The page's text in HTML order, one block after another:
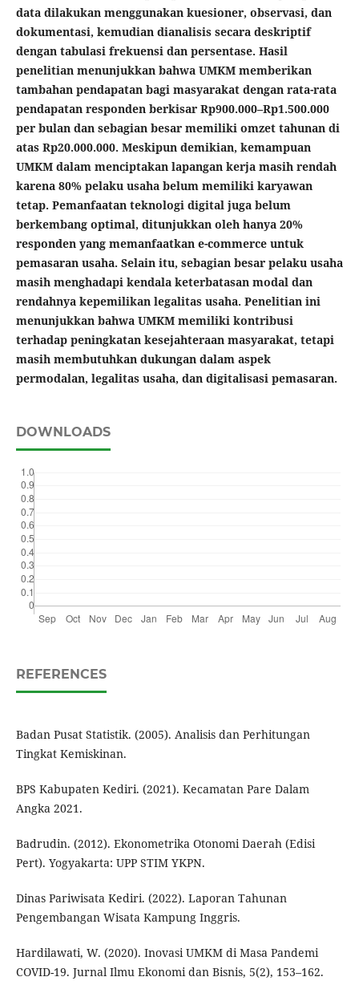
data dilakukan menggunakan kuesioner, observasi, dan
dokumentasi, kemudian dianalisis secara deskriptif
dengan tabulasi frekuensi dan persentase. Hasil
penelitian menunjukkan bahwa UMKM memberikan
tambahan pendapatan bagi masyarakat dengan rata-rata
pendapatan responden berkisar Rp900.000–Rp1.500.000
per bulan dan sebagian besar memiliki omzet tahunan di
atas Rp20.000.000. Meskipun demikian, kemampuan
UMKM dalam menciptakan lapangan kerja masih rendah
karena 80% pelaku usaha belum memiliki karyawan
tetap. Pemanfaatan teknologi digital juga belum
berkembang optimal, ditunjukkan oleh hanya 20%
responden yang memanfaatkan e-commerce untuk
pemasaran usaha. Selain itu, sebagian besar pelaku usaha
masih menghadapi kendala keterbatasan modal dan
rendahnya kepemilikan legalitas usaha. Penelitian ini
menunjukkan bahwa UMKM memiliki kontribusi
terhadap peningkatan kesejahteraan masyarakat, tetapi
masih membutuhkan dukungan dalam aspek
permodalan, legalitas usaha, dan digitalisasi pemasaran.
DOWNLOADS
REFERENCES
Badan Pusat Statistik. (2005). Analisis dan Perhitungan
Tingkat Kemiskinan.
BPS Kabupaten Kediri. (2021). Kecamatan Pare Dalam
Angka 2021.
Badrudin. (2012). Ekonometrika Otonomi Daerah (Edisi
Pert). Yogyakarta: UPP STIM YKPN.
Dinas Pariwisata Kediri. (2022). Laporan Tahunan
Pengembangan Wisata Kampung Inggris.
Hardilawati, W. (2020). Inovasi UMKM di Masa Pandemi
COVID-19. Jurnal Ilmu Ekonomi dan Bisnis, 5(2), 153–162.